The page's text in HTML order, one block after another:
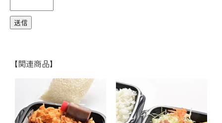
【関連商品】